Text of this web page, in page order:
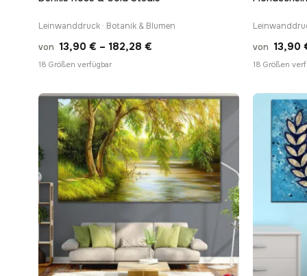
Leinwanddruck · Botanik & Blumen
von 13,90 € – 182,28 €
182,28 €
18 Größen verfügbar
von 13,90
18 Größen